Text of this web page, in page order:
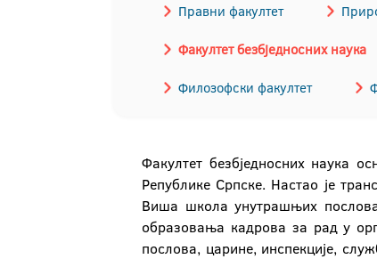
Правни факултет
Факултет безбједносних наука
Филозофски факултет
Факултет безбједносних наука
Републике Српске. Настао је
Виша школа унутрашњих
образовања кадрова за рад у
послова, царине, инспекције,